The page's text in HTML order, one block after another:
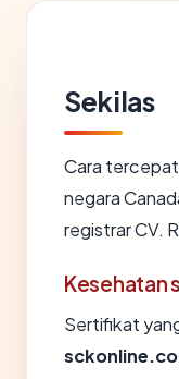
Sekilas
Cara
negara
registrar CV.
Kesehatan
Sertifikat